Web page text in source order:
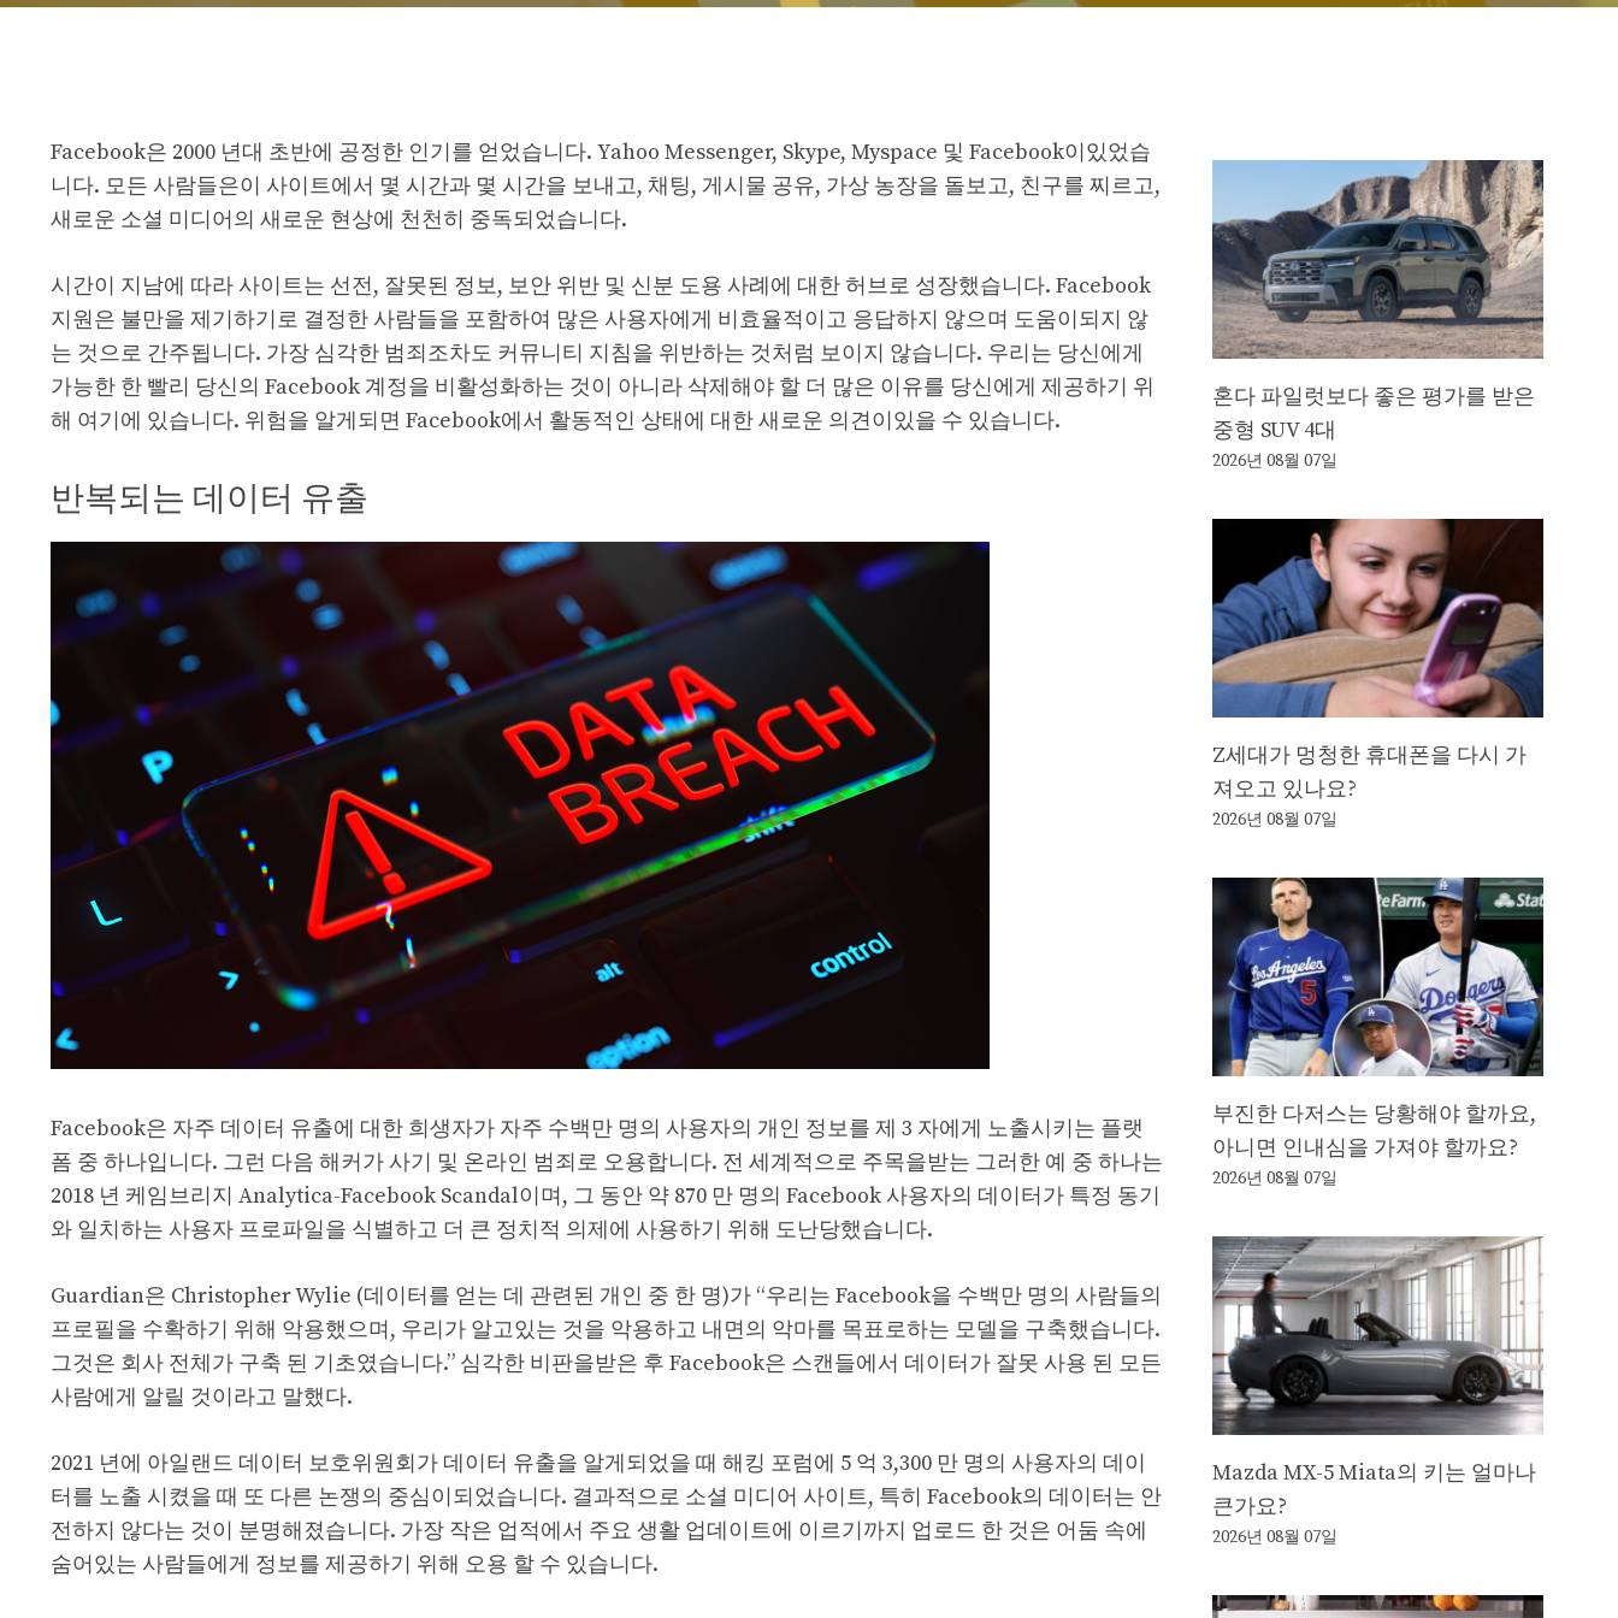
Facebook은 2000 년대 초반에 공정한 인기를 얻었습니다. Yahoo Messenger, Skype, Myspace 및 Facebook이있었습
니다. 모든 사람들은이 사이트에서 몇 시간과 몇 시간을 보내고, 채팅, 게시물 공유, 가상 농장을 돌보고, 친구를 찌르고,
새로운 소셜 미디어의 새로운 현상에 천천히 중독되었습니다.
시간이 지남에 따라 사이트는 선전, 잘못된 정보, 보안 위반 및 신분 도용 사례에 대한 허브로 성장했습니다. Facebook
지원은 불만을 제기하기로 결정한 사람들을 포함하여 많은 사용자에게 비효율적이고 응답하지 않으며 도움이되지 않
는 것으로 간주됩니다. 가장 심각한 범죄조차도 커뮤니티 지침을 위반하는 것처럼 보이지 않습니다. 우리는 당신에게
가능한 한 빨리 당신의 Facebook 계정을 비활성화하는 것이 아니라 삭제해야 할 더 많은 이유를 당신에게 제공하기 위
해 여기에 있습니다. 위험을 알게되면 Facebook에서 활동적인 상태에 대한 새로운 의견이있을 수 있습니다.
반복되는 데이터 유출
Facebook은 자주 데이터 유출에 대한 희생자가 자주 수백만 명의 사용자의 개인 정보를 제 3 자에게 노출시키는 플랫
폼 중 하나입니다. 그런 다음 해커가 사기 및 온라인 범죄로 오용합니다. 전 세계적으로 주목을받는 그러한 예 중 하나는
2018 년 케임브리지 Analytica-Facebook Scandal이며, 그 동안 약 870 만 명의 Facebook 사용자의 데이터가 특정 동기
와 일치하는 사용자 프로파일을 식별하고 더 큰 정치적 의제에 사용하기 위해 도난당했습니다.
Guardian은 Christopher Wylie (데이터를 얻는 데 관련된 개인 중 한 명)가 “우리는 Facebook을 수백만 명의 사람들의
프로필을 수확하기 위해 악용했으며, 우리가 알고있는 것을 악용하고 내면의 악마를 목표로하는 모델을 구축했습니다.
그것은 회사 전체가 구축 된 기초였습니다.” 심각한 비판을받은 후 Facebook은 스캔들에서 데이터가 잘못 사용 된 모든
사람에게 알릴 것이라고 말했다.
2021 년에 아일랜드 데이터 보호위원회가 데이터 유출을 알게되었을 때 해킹 포럼에 5 억 3,300 만 명의 사용자의 데이
터를 노출 시켰을 때 또 다른 논쟁의 중심이되었습니다. 결과적으로 소셜 미디어 사이트, 특히 Facebook의 데이터는 안
전하지 않다는 것이 분명해졌습니다. 가장 작은 업적에서 주요 생활 업데이트에 이르기까지 업로드 한 것은 어둠 속에
숨어있는 사람들에게 정보를 제공하기 위해 오용 할 수 있습니다.
혼다 파일럿보다 좋은 평가를 받은
중형 SUV 4대
2026년 08월 07일
Z세대가 멍청한 휴대폰을 다시 가
져오고 있나요?
2026년 08월 07일
부진한 다저스는 당황해야 할까요,
아니면 인내심을 가져야 할까요?
2026년 08월 07일
Mazda MX-5 Miata의 키는 얼마나
큰가요?
2026년 08월 07일